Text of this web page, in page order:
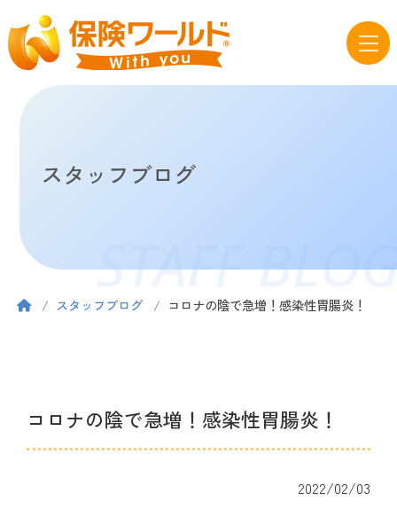
スタッフブログ
STAFF
スタッフブログ コロナの陰で急増！感染性胃腸炎！
コロナの陰で急増！感染性胃腸炎！
2022/02/03